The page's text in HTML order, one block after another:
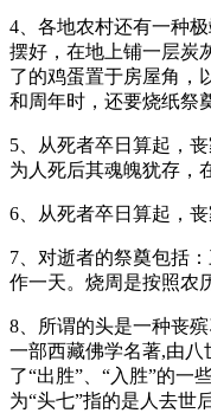
4、各地农村还有一种
摆好，在地上铺一层炭
了的鸡蛋置于房屋角，
和周年时，还要烧纸祭
5、从死者卒日算起，
为人死后其魂魄犹存，
6、从死者卒日算起，
7、对逝者的祭奠包括
作一天。烧周是按照农
8、所谓的头是一种丧
一部西藏佛学名著,由
了“出胜”、“入胜”的一
为“头七”指的是人去世